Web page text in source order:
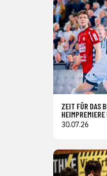
ZEIT FÜR DAS
30.07.26